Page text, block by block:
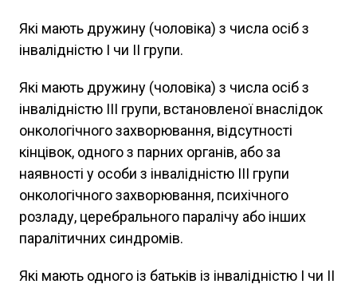
Які мають дружину (чоловіка) з числа осіб з
інвалідністю І чи ІІ групи.
Які мають дружину (чоловіка) з числа осіб з
інвалідністю ІІІ групи, встановленої внаслідок
онкологічного захворювання, відсутності
кінцівок, одного з парних органів, або за
наявності у особи з інвалідністю ІІІ групи
онкологічного захворювання, психічного
розладу, церебрального паралічу або інших
паралітичних синдромів.
Які мають одного із батьків із інвалідністю І чи ІІ